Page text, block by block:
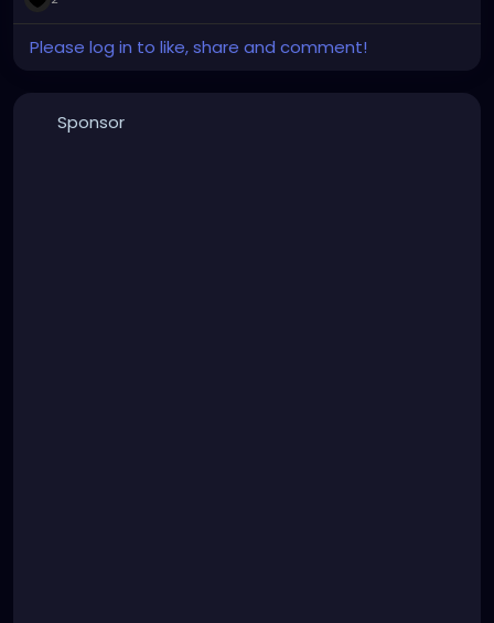
Please log in to like, share and comment!
Sponsor